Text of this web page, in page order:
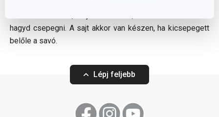
hagyd csepegni. A sajt akkor van készen, ha kicsepegett
belőle a savó.
Lépj feljebb